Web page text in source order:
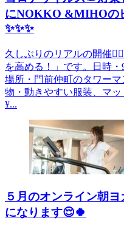
にNOKKO &MIHOの
✨✨✨
久しぶりのリアルの開催
を高める！」です。日時
場所・門前仲町のタワー
物・動きやすい服装、マッ
¥...
５月のオンライン朝
になります😌🍀